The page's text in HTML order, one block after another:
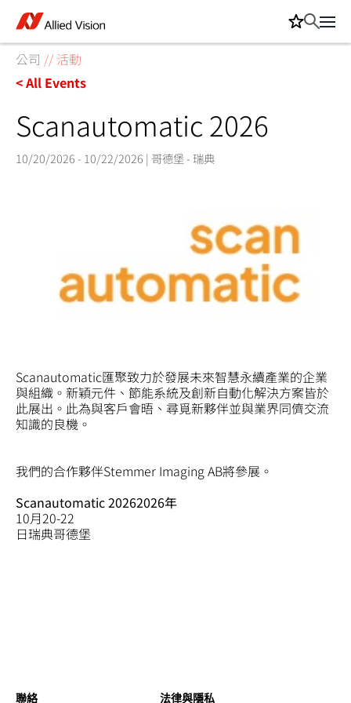
公司 // 活動
< All Events
Scanautomatic 2026
10/20/2026 - 10/22/2026 | 哥德堡 - 瑞典
Scanautomatic匯聚致力於發展未來智慧永續產業的企業
與組織。新穎元件、節能系統及創新自動化解決方案皆於
此展出。此為與客戶會晤、尋覓新夥伴並與業界同儕交流
知識的良機。
我們的合作夥伴Stemmer Imaging AB將參展。
Scanautomatic 20262026年
10月20-22
日瑞典哥德堡
聯絡 法律與隱私